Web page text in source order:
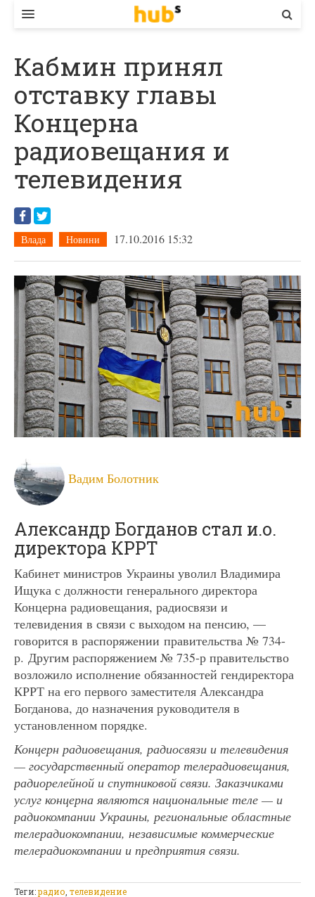
ЕКОНОМІКА
БІЗНЕС
СТАРТЕР
КОНТАКТИ
Кабмин принял
отставку главы
Концерна
радиовещания и
телевидения
Влада Новини 17.10.2016 15:32
Вадим Болотник
Александр Богданов стал и.о.
директора КРРТ
Кабинет министров Украины уволил Владимира
Ищука с должности генерального директора
Концерна радиовещания, радиосвязи и
телевидения в связи с выходом на пенсию, —
говорится в распоряжении правительства № 734-
р. Другим распоряжением № 735-р правительство
возложило исполнение обязанностей гендиректора
КРРТ на его первого заместителя Александра
Богданова, до назначения руководителя в
установленном порядке.
Концерн радиовещания, радиосвязи и телевидения
— государственный оператор телерадиовещания,
радиорелейной и спутниковой связи. Заказчиками
услуг концерна являются национальные теле — и
радиокомпании Украины, региональные областные
телерадиокомпании, независимые коммерческие
телерадиокомпании и предприятия связи.
Теги:радио телевидение